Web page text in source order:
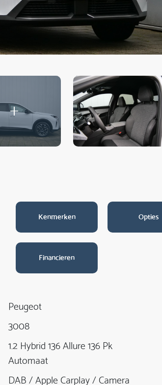
Kenmerken Opties
Financieren
Peugeot
3008
1.2 Hybrid 136 Allure 136 Pk
Automaat
DAB / Apple Carplay / Camera